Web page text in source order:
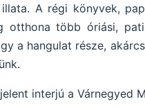
A régi könyvek,
otthona több óriási,
a hangulat része,
interjú a Várnegyed